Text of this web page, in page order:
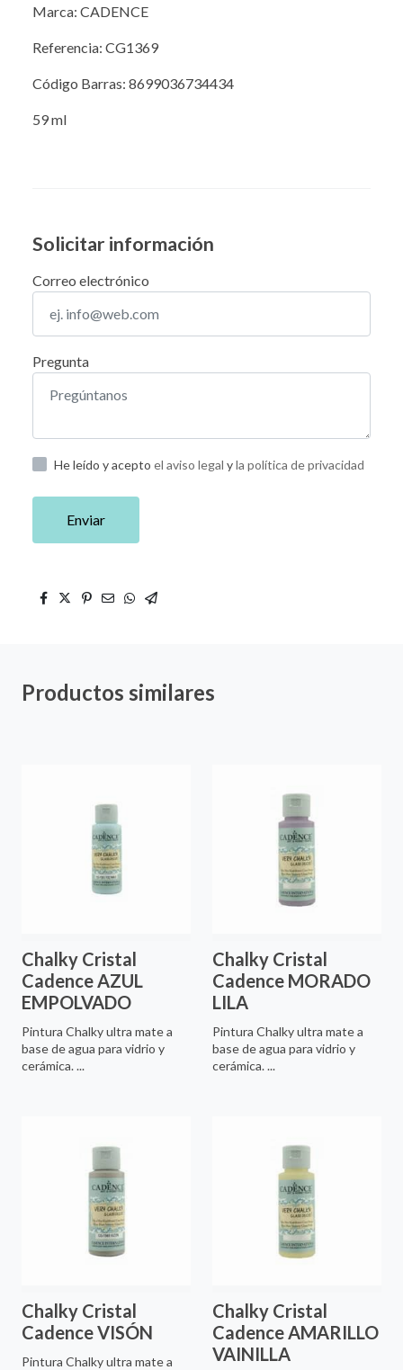
Marca: CADENCE
Referencia: CG1369
Código Barras: 8699036734434
59 ml
Solicitar información
Correo electrónico
Pregunta
He leído y acepto el aviso legal yla política de privacidad
Enviar
Productos similares
Chalky Cristal
Cadence AZUL
EMPOLVADO
Pintura Chalky ultra mate a
base de agua para vidrio y
cerámica. ...
Chalky Cristal
Cadence MORADO
LILA
Pintura Chalky ultra mate a
base de agua para vidrio y
cerámica. ...
Chalky Cristal
Cadence VISÓN
Pintura Chalky ultra mate a
Chalky Cristal
Cadence AMARILLO
VAINILLA